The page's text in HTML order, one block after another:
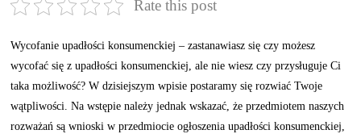
Rate this post
Wycofanie upadłości konsumenckiej – zastanawiasz się czy możesz
wycofać się z upadłości konsumenckiej, ale nie wiesz czy przysługuje Ci
taka możliwość? W dzisiejszym wpisie postaramy się rozwiać Twoje
wątpliwości. Na wstępie należy jednak wskazać, że przedmiotem naszych
rozważań są wnioski w przedmiocie ogłoszenia upadłości konsumenckiej,